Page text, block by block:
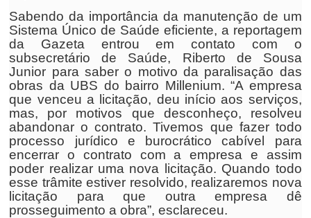
Sabendo da importância da manutenção de um
Sistema Único de Saúde eficiente, a reportagem
da Gazeta entrou em contato com o
subsecretário de Saúde, Riberto de Sousa
Junior para saber o motivo da paralisação das
obras da UBS do bairro Millenium. “A empresa
que venceu a licitação, deu início aos serviços,
mas, por motivos que desconheço, resolveu
abandonar o contrato. Tivemos que fazer todo
processo jurídico e burocrático cabível para
encerrar o contrato com a empresa e assim
poder realizar uma nova licitação. Quando todo
esse trâmite estiver resolvido, realizaremos nova
licitação para que outra empresa dê
prosseguimento a obra”, esclareceu.